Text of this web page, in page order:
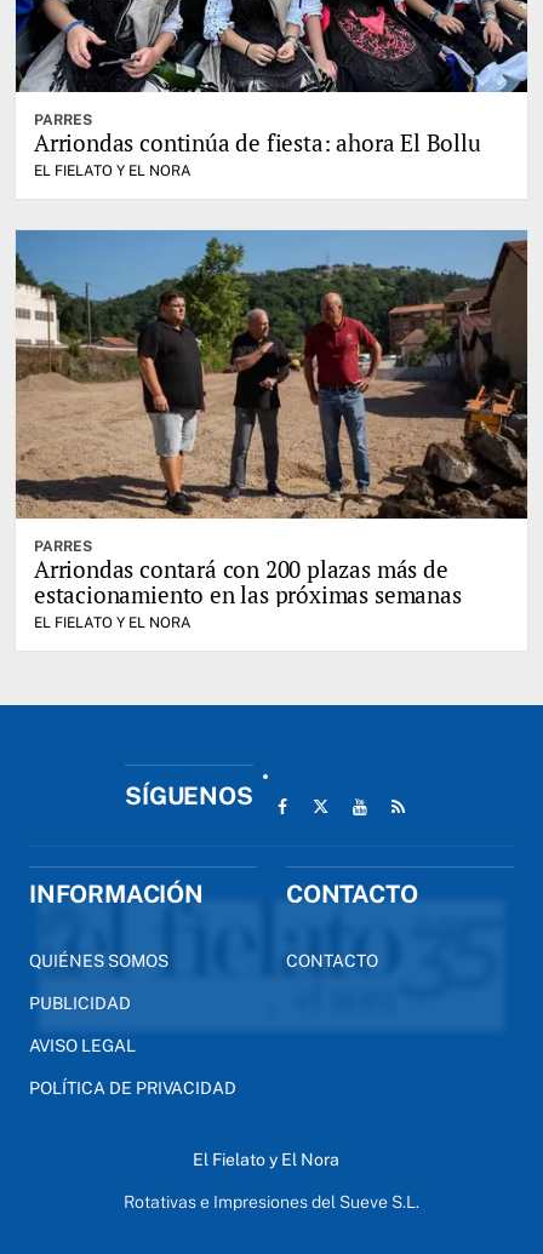
PARRES
Arriondas continúa de fiesta: ahora El Bollu
EL FIELATO Y EL NORA
PARRES
Arriondas contará con 200 plazas más de
estacionamiento en las próximas semanas
EL FIELATO Y EL NORA
SÍGUENOS
INFORMACIÓN
QUIÉNES SOMOS
PUBLICIDAD
AVISO LEGAL
POLÍTICA DE PRIVACIDAD
CONTACTO
CONTACTO
El Fielato y El Nora
Rotativas e Impresiones del Sueve S.L.